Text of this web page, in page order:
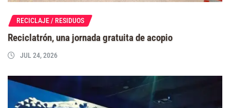
RECICLAJE / RESIDUOS
Reciclatrón, una jornada gratuita de acopio
JUL 24, 2026